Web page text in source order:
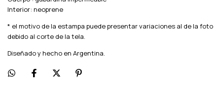
Interior: neoprene
* el motivo de la estampa puede presentar variaciones al de la foto
debido al corte de la tela.
Diseñado y hecho en Argentina.